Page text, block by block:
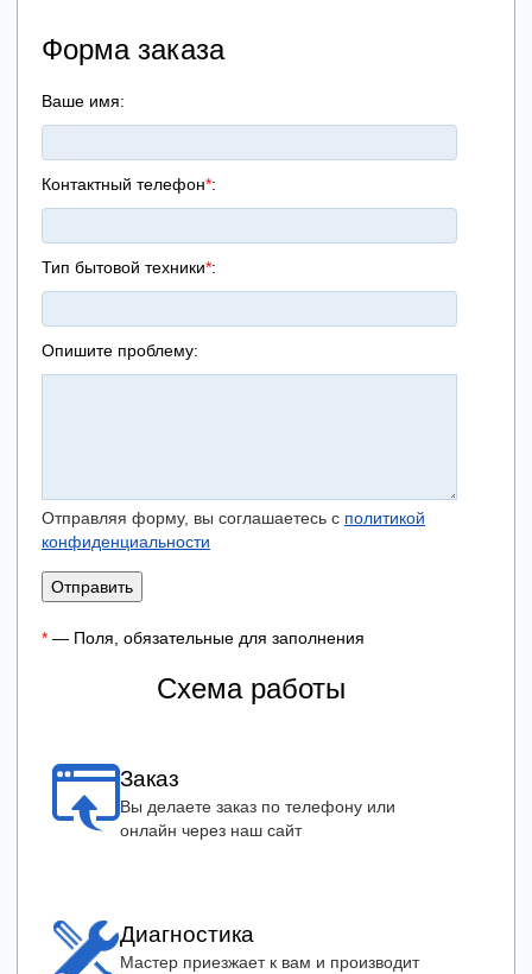
Форма заказа
Ваше имя:
Контактный телефон*:
Тип бытовой техники*:
Опишите проблему:
Отправляя форму, вы соглашаетесь с политикой
конфиденциальности
Отправить
* — Поля, обязательные для заполнения
Схема работы
Заказ
Вы делаете заказ по телефону или
онлайн через наш сайт
Диагностика
Мастер приезжает к вам и производит